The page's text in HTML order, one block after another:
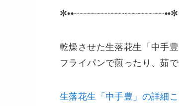
✼••┈┈┈┈┈┈┈┈┈┈┈┈┈┈┈┈••✼
乾燥させた生落花生「中手
フライパンで煎ったり、茹
生落花生「中手豊」の詳細